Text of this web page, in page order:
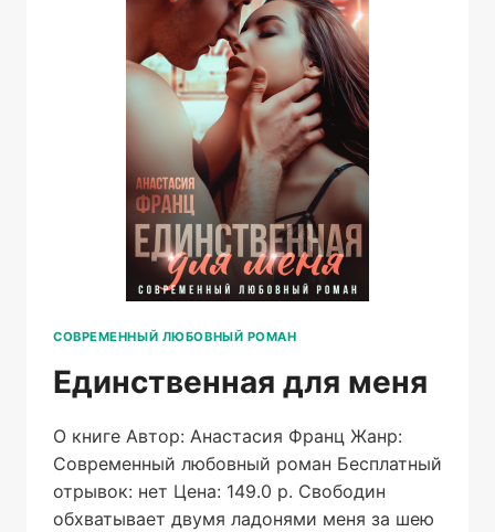
СОВРЕМЕННЫЙ ЛЮБОВНЫЙ РОМАН
Единственная для меня
О книге Автор: Анастасия Франц Жанр:
Современный любовный роман Бесплатный
отрывок: нет Цена: 149.0 р. Свободин
обхватывает двумя ладонями меня за шею